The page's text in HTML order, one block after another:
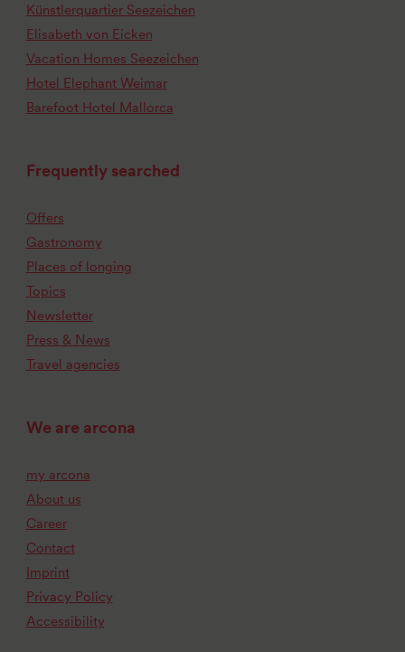
Künstlerquartier Seezeichen
Elisabeth von Eicken
Vacation Homes Seezeichen
Hotel Elephant Weimar
Barefoot Hotel Mallorca
Frequently searched
Offers
Gastronomy
Places of longing
Topics
Newsletter
Press & News
Travel agencies
We are arcona
my arcona
About us
Career
Contact
Imprint
Privacy Policy
Accessibility